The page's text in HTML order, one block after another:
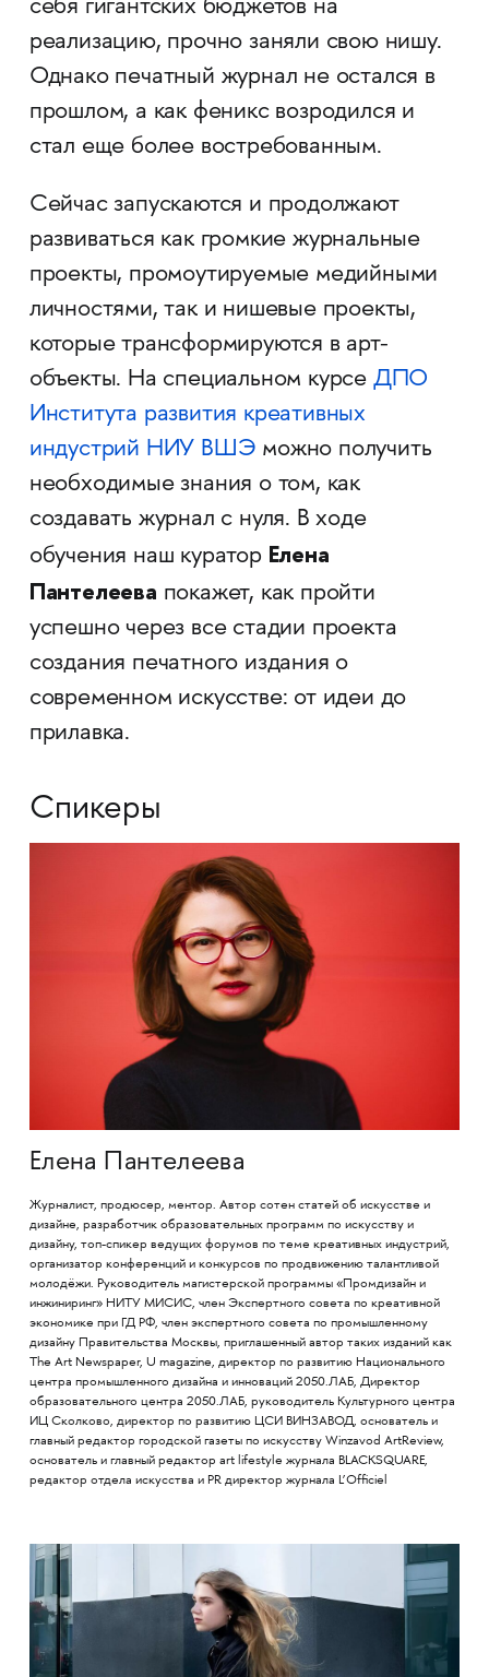
себя гигантских бюджетов на
реализацию, прочно заняли свою нишу.
Однако печатный журнал не остался в
прошлом, а как феникс возродился и
стал еще более востребованным.
Сейчас запускаются и продолжают
развиваться как громкие журнальные
проекты, промоутируемые медийными
личностями, так и нишевые проекты,
которые трансформируются в арт-
объекты. На специальном курсе ДПО
Института развития креативных
индустрий НИУ ВШЭ можно получить
необходимые знания о том, как
создавать журнал с нуля. В ходе
обучения наш куратор Елена
Пантелеева покажет, как пройти
успешно через все стадии проекта
создания печатного издания о
современном искусстве: от идеи до
прилавка.
Спикеры
Елена Пантелеева
Журналист, продюсер, ментор. Автор сотен статей об искусстве и
дизайне, разработчик образовательных программ по искусству и
дизайну, топ-спикер ведущих форумов по теме креативных индустрий,
организатор конференций и конкурсов по продвижению талантливой
молодёжи. Руководитель магистерской программы «Промдизайн и
инжиниринг» НИТУ МИСИС, член Экспертного совета по креативной
экономике при ГД РФ, член экспертного совета по промышленному
дизайну Правительства Москвы, приглашенный автор таких изданий как
The Art Newspaper, U magazine, директор по развитию Национального
центра промышленного дизайна и инноваций 2050.ЛАБ, Директор
образовательного центра 2050.ЛАБ, руководитель Культурного центра
ИЦ Сколково, директор по развитию ЦСИ ВИНЗАВОД, основатель и
главный редактор городской газеты по искусству Winzavod ArtReview,
основатель и главный редактор art lifestyle журнала BLACKSQUARE,
редактор отдела искусства и PR директор журнала L’Officiel